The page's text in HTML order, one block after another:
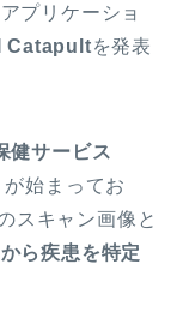
プリケーショ
Catapultを発表
健サービス
始まってお
スキャン画像と
ら疾患を特定